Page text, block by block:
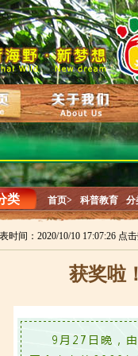
类 首页> 科普教育 分
时间：2020/10/10 17:07:26 点
获奖啦